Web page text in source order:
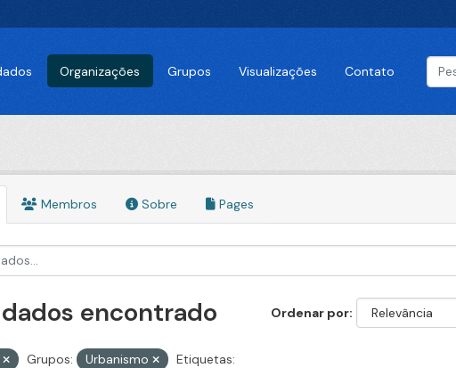
Organizações Grupos Visualizações Contato
Membros Sobre Pages
Ordenar por
encontrado
Grupos: Urbanismo
Etiquetas: